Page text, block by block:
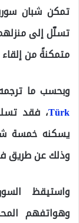
تمكن شبان
تسلّل إلى
متمكنةً من
وبحسب ما
Türk، فقد
يسكنه خمسة
وذلك عن طريق
واستيقظ
وهواتفهم